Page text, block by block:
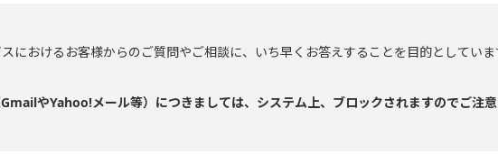
におけるお客様からのご質問やご相談に、いち早くお答えすることを目的としてい
やYahoo!メール等）につきましては、システム上、ブロックされますのでご注